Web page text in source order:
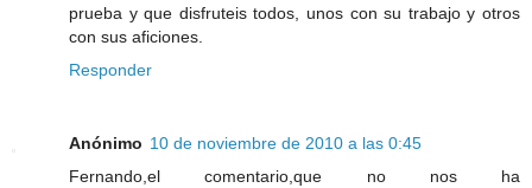
prueba y que disfruteis todos, unos con su trabajo y otros
con sus aficiones.
Responder
Anónimo 10 de noviembre de 2010 a las 0:45
Fernando,el comentario,que no nos ha